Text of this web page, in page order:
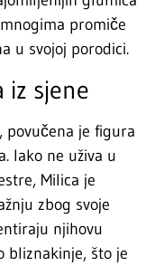
promiče
u svojoj porodici.
iz sjene
povučena je figura
Iako ne uživa u
Milica je
zbog svoje
njihovu
bliznakinje, što je